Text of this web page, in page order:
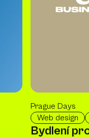
Prague Days
Web design
Bydlení